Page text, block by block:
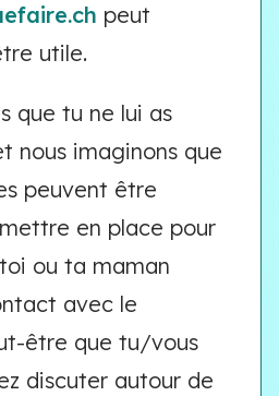
peut
utile.
que tu ne lui as
nous imaginons que
peuvent être
en place pour
ou ta maman
avec le
être que tu/vous
discuter autour de